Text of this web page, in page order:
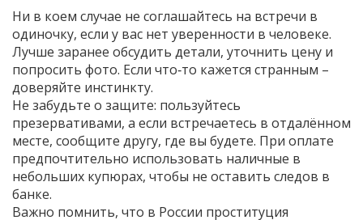
Ни в коем случае не соглашайтесь на встречи в
одиночку, если у вас нет уверенности в человеке.
Лучше заранее обсудить детали, уточнить цену и
попросить фото. Если что‑то кажется странным –
доверяйте инстинкту.
Не забудьте о защите: пользуйтесь
презервативами, а если встречаетесь в отдалённом
месте, сообщите другу, где вы будете. При оплате
предпочтительно использовать наличные в
небольших купюрах, чтобы не оставить следов в
банке.
Важно помнить, что в России проституция